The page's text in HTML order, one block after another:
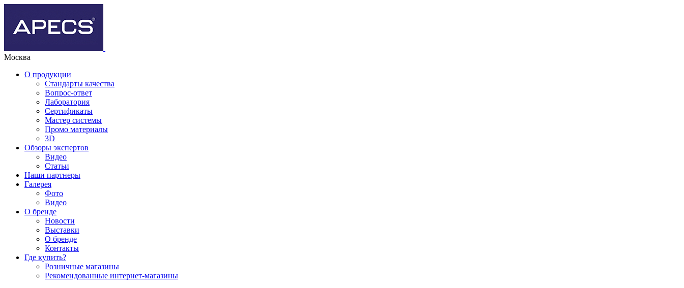
Москва
О продукции
Стандарты качества
Вопрос-ответ
Лаборатория
Сертификаты
Мастер системы
Промо материалы
3D
Обзоры экспертов
Видео
Статьи
Наши партнеры
Галерея
Фото
Видео
О бренде
Новости
Выставки
О бренде
Контакты
Где купить?
Розничные магазины
Рекомендованные интернет-магазины